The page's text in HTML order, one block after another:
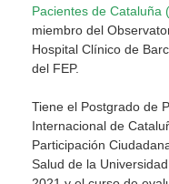
Pacientes de Cataluña
miembro del
Hospital Clínico de
del FEP.
Tiene el Postgrado de
Internacional de
Participación
Salud de la